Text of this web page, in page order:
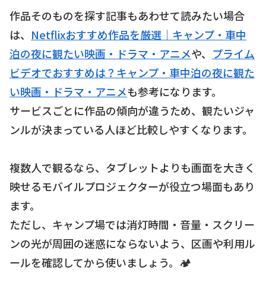
作品そのものを探す記事もあわせて読みたい場合
は、 Netflixおすすめ作品を厳選｜キャンプ・車中
泊の夜に観たい映画・ドラマ・アニメや、 プライム
ビデオでおすすめは？キャンプ・車中泊の夜に観た
い映画・ドラマ・アニメも参考になります。
サービスごとに作品の傾向が違うため、観たいジャ
ンルが決まっている人ほど比較しやすくなります。
複数人で観るなら、タブレットよりも画面を大きく
映せるモバイルプロジェクターが役立つ場面もあり
ます。
ただし、キャンプ場では消灯時間・音量・スクリー
ンの光が周囲の迷惑にならないよう、区画や利用ル
ールを確認してから使いましょう。🏕️